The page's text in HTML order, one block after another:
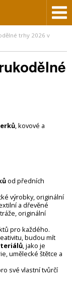
trhy 2026 v
, kovové a
od předních
výrobky, originální
a dřevěné
originální
pro každého.
budou mít
, jako je
umělecké štětce a
své vlastní tvůrčí